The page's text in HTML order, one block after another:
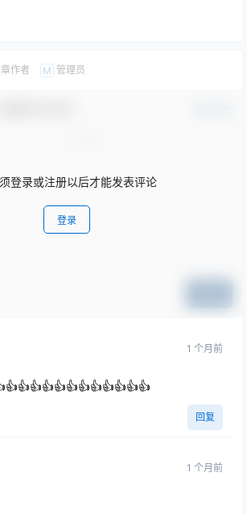
作者 M 管理员
登录或注册以后才能发表评论
登录
1 个月前
回复
1 个月前